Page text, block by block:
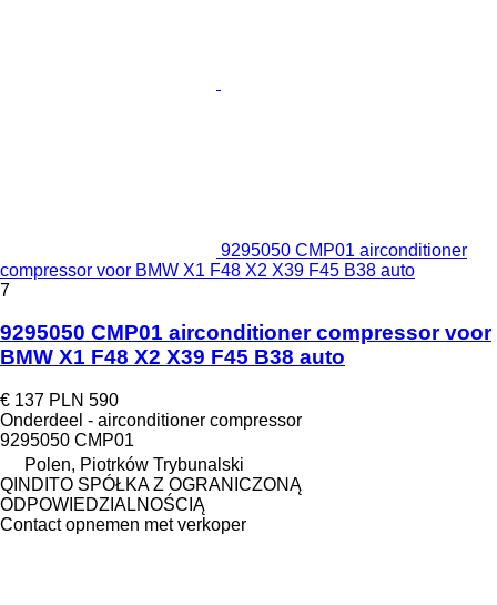
9295050 CMP01 airconditioner
compressor voor BMW X1 F48 X2 X39 F45 B38 auto
7
9295050 CMP01 airconditioner compressor voor
BMW X1 F48 X2 X39 F45 B38 auto
€ 137 PLN 590
Onderdeel - airconditioner compressor
9295050 CMP01
Polen, Piotrków Trybunalski
QINDITO SPÓŁKA Z OGRANICZONĄ
ODPOWIEDZIALNOŚCIĄ
Contact opnemen met verkoper